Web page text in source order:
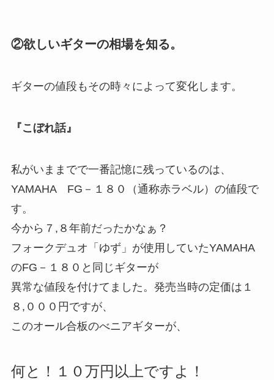
②欲しいギターの相場を知る。
ギターの値段もその時々によって変化します。
『こぼれ話』
私がいままでで一番記憶に残っているのは、
YAMAHA FG－１８０（通称赤ラベル）の値段で
す。
今から７,８年前だったかなぁ？
フォークデュオ「ゆず」が使用していたYAMAHA
のFG－１８０と同じギターが
異常な値段を付けてました。発売当時の定価は１
８,０００円ですが、
このオール合板のべニアギターが、
何と！１０万円以上ですよ！